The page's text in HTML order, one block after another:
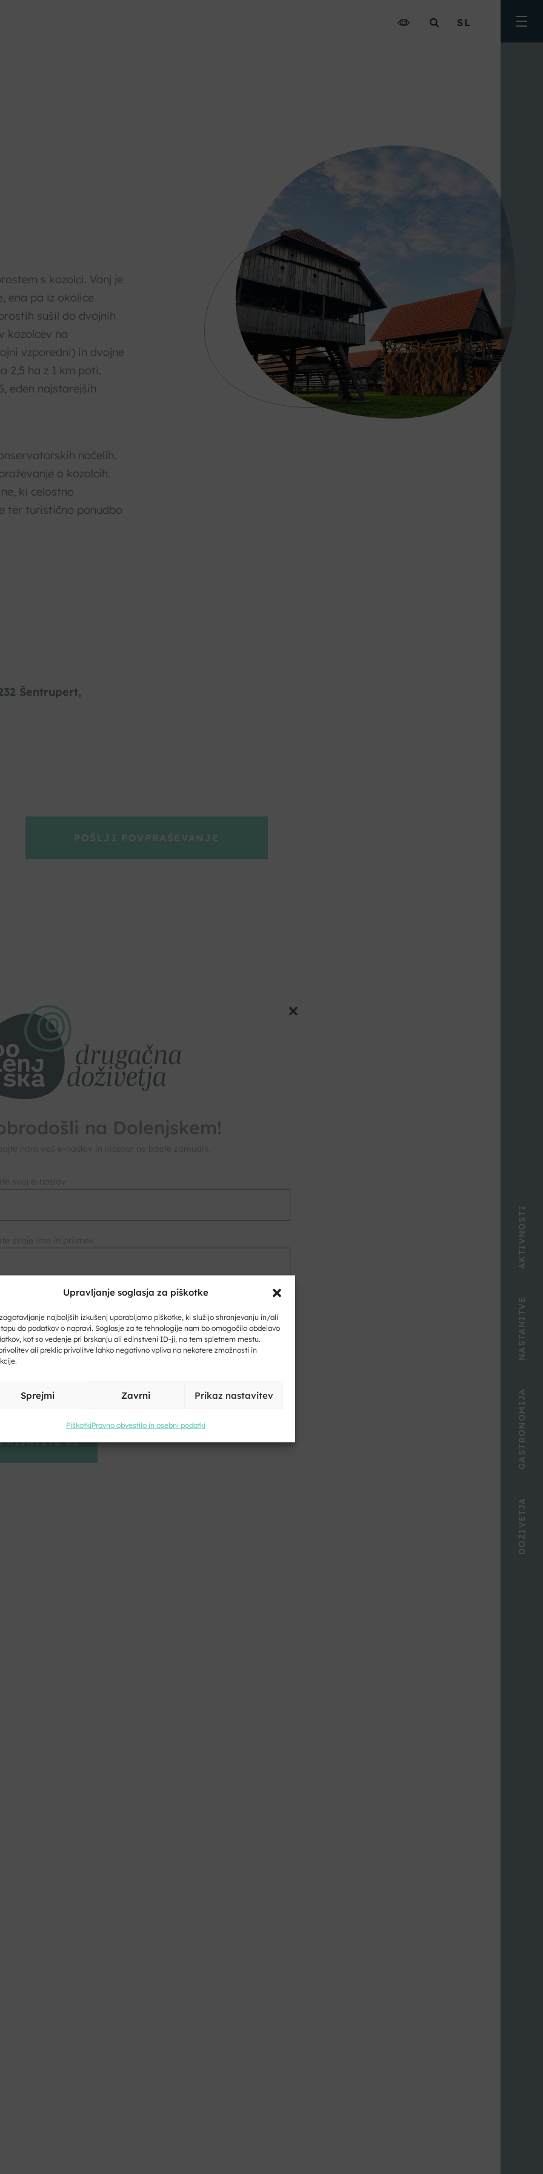
Upravljanje soglasja za piškotke
najboljših izkušenj uporabljamo piškotke, ki služijo shranjevanju in/ali
do podatkov o napravi. Soglasje za te tehnologije nam bo omogočilo obdelavo
kot so vedenje pri brskanju ali edinstveni ID-ji, na tem spletnem mestu.
ali preklic privolitve lahko negativno vpliva na nekatere zmožnosti in
Sprejmi Zavrni Prikaz nastavitev
PiškotkiPravno obvestilo in osebni podatki
SL
DOŽIVETJA
GASTRONOMIJA
NASTANITVE
AKTIVNOSTI
s kozolci. Vanj je
ena pa iz okolice
sušil do dvojnih
kozolcev na
vzporedni) in dvojne
2,5 ha z 1 km poti.
eden najstarejših
načelih.
o kozolcih.
ki celostno
ter turistično ponudbo
Šentrupert,
POŠLJI POVPRAŠEVANJE
na Dolenjskem!
nam vaš e-naslov in ničesar ne boste zamudili.
svoje ime in priimek
Kliknite, če želite sprejeti piškotke